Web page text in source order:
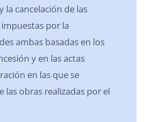
la cancelación de las
por la
ambas basadas en los
y en las actas
en las que se
las obras realizadas por el